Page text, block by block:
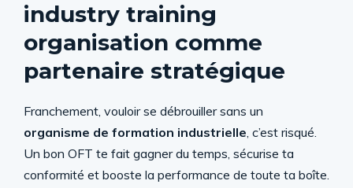
industry training
organisation comme
partenaire stratégique
Franchement, vouloir se débrouiller sans un
organisme de formation industrielle, c’est risqué.
Un bon OFT te fait gagner du temps, sécurise ta
conformité et booste la performance de toute ta boîte.